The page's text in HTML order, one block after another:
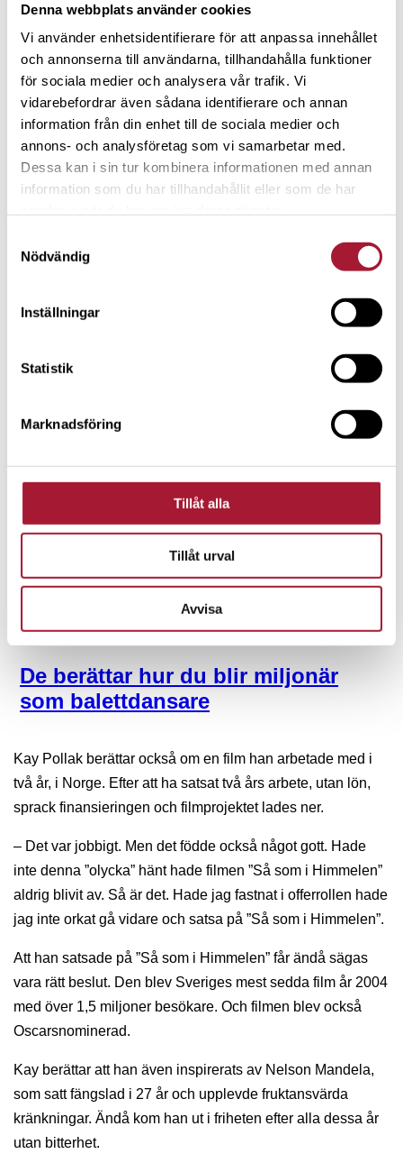
Denna webbplats använder cookies
Vi använder enhetsidentifierare för att anpassa innehållet
och annonserna till användarna, tillhandahålla funktioner
för sociala medier och analysera vår trafik. Vi
vidarebefordrar även sådana identifierare och annan
information från din enhet till de sociala medier och
annons- och analysföretag som vi samarbetar med.
Dessa kan i sin tur kombinera informationen med annan
information som du har tillhandahållit eller som de har
Nödvändig
Inställningar
Statistik
Marknadsföring
Tillåt alla
Tillåt urval
Avvisa
Spiltan Invest dubblar en halv
miljon i donationer till Ukraina till
minne av Cecilia Stegö Chilò
av att involvera fler i ägande
NYHETER
De berättar hur du blir miljonär
som balettdansare
Kay Pollak berättar också om en film han arbetade med i
två år, i Norge. Efter att ha satsat två års arbete, utan lön,
sprack finansieringen och filmprojektet lades ner.
– Det var jobbigt. Men det födde också något gott. Hade
inte denna ”olycka” hänt hade filmen ”Så som i Himmelen”
aldrig blivit av. Så är det. Hade jag fastnat i offerrollen hade
jag inte orkat gå vidare och satsa på ”Så som i Himmelen”.
Att han satsade på ”Så som i Himmelen” får ändå sägas
vara rätt beslut. Den blev Sveriges mest sedda film år 2004
med över 1,5 miljoner besökare. Och filmen blev också
Oscarsnominerad.
Kay berättar att han även inspirerats av Nelson Mandela,
som satt fängslad i 27 år och upplevde fruktansvärda
kränkningar. Ändå kom han ut i friheten efter alla dessa år
utan bitterhet.